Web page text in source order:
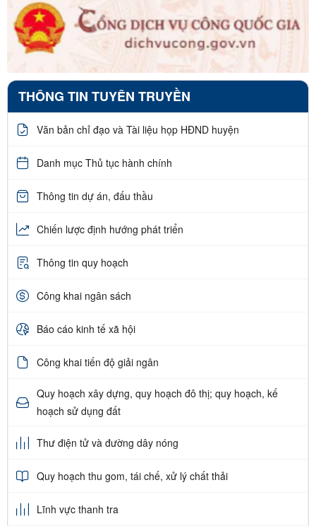
THÔNG TIN TUYÊN TRUYỀN
Văn bản chỉ đạo và Tài liệu họp HĐND huyện
Danh mục Thủ tục hành chính
Thông tin dự án, đấu thầu
Chiến lược định hướng phát triển
Thông tin quy hoạch
Công khai ngân sách
Báo cáo kinh tế xã hội
Công khai tiến độ giải ngân
Quy hoạch xây dựng, quy hoạch đô thị; quy hoạch, kế
hoạch sử dụng đất
Thư điện tử và đường dây nóng
Quy hoạch thu gom, tái chế, xử lý chất thải
Lĩnh vực thanh tra